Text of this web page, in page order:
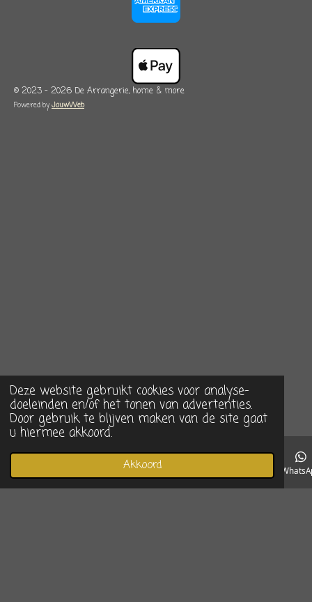
Deze website gebruikt cookies voor analyse-
doeleinden en/of het tonen van advertenties.
Door gebruik te blijven maken van de site gaat
u hiermee akkoord.
Akkoord
© 2023 - 2026 De Arrangerie, home & more
Powered byJouwWeb
Telefoonnummer